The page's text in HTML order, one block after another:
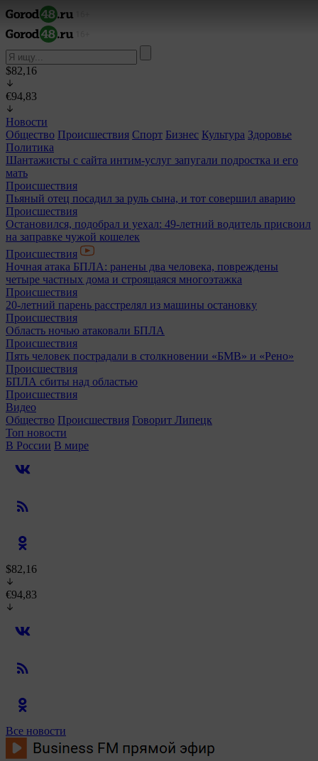
$82,16
€94,83
Новости
Общество Происшествия Спорт Бизнес Культура Здоровье
Политика
Шантажисты с сайта интим-услуг запугали подростка и его
мать
Происшествия
Пьяный отец посадил за руль сына, и тот совершил аварию
Происшествия
Остановился, подобрал и уехал: 49-летний водитель присвоил
на заправке чужой кошелек
Происшествия
Ночная атака БПЛА: ранены два человека, повреждены
четыре частных дома и строящаяся многоэтажка
Происшествия
20-летний парень расстрелял из машины остановку
Происшествия
Область ночью атаковали БПЛА
Происшествия
Пять человек пострадали в столкновении «БМВ» и «Рено»
Происшествия
БПЛА сбиты над областью
Происшествия
Видео
Общество Происшествия Говорит Липецк
Топ новости
В России В мире
$82,16
€94,83
Все новости